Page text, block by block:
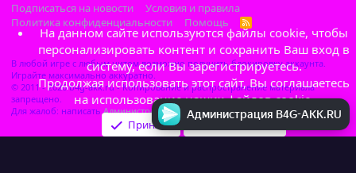
Подписаться на новости
Условия и правила
Политика конфиденциальности
Помощь
R
S
В любой игре с любым читом возможно получить блокировку аккаунта.
Играйте максимально аккуратно.
© 2011 - 2026 b4g-akk.ru - Копирование и распространение материала
запрещено.
Для жалоб: написатьАдминистратор
На данном сайте используются файлы cookie, чтобы
персонализировать контент и сохранить Ваш вход в
систему, если Вы зарегистрируетесь.
Продолжая использовать этот сайт, Вы соглашаетесь
на использование наших файлов cookie.
Принять Узнать больше…
Администрация B4G-AKK.RU